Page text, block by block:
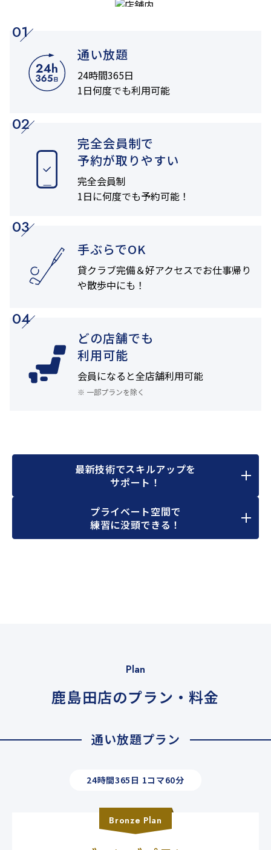
01
通い放題
24時間365日
1日何度でも利用可能
02
完全会員制で
予約が取りやすい
完全会員制
1日に何度でも予約可能！
03
手ぶらでOK
貸クラブ完備＆好アクセスでお仕事帰り
や散歩中にも！
04
どの店舗でも
利用可能
会員になると全店舗利用可能
※ 一部プランを除く
最新技術でスキルアップを
サポート！
プライベート空間で
練習に没頭できる！
Plan
鹿島田店のプラン・料金
通い放題プラン
24時間365日 1コマ60分
Bronze Plan